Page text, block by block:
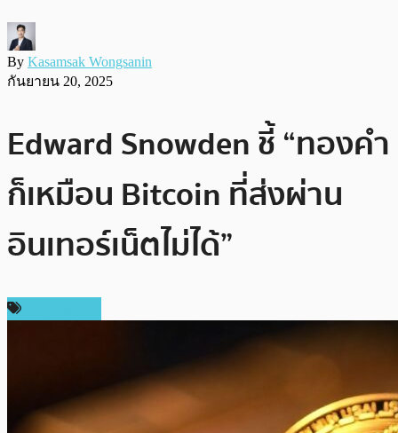
By Kasamsak Wongsanin
กันยายน 20, 2025
Edward Snowden ชี้ “ทองคำ
ก็เหมือน Bitcoin ที่ส่งผ่าน
อินเทอร์เน็ตไม่ได้”